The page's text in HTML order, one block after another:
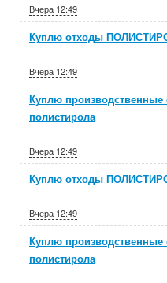
Вчера 12:49
Куплю отходы
Вчера 12:49
Куплю
полистирола
Вчера 12:49
Куплю отходы
Вчера 12:49
Куплю
полистирола